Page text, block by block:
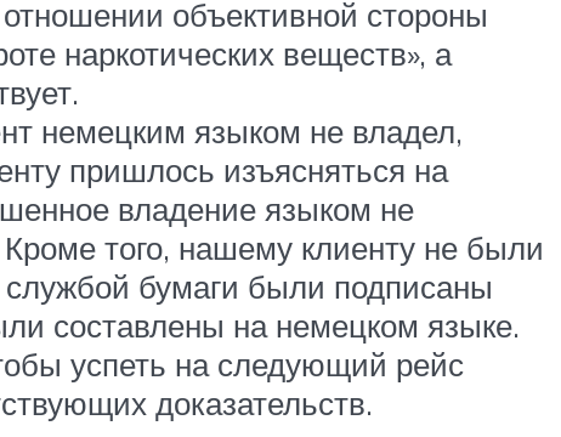
объективной стороны
наркотических веществ», а
немецким языком не владел,
пришлось изъясняться на
владение языком не
того, нашему клиенту не были
бумаги были подписаны
составлены на немецком языке.
успеть на следующий рейс
доказательств.